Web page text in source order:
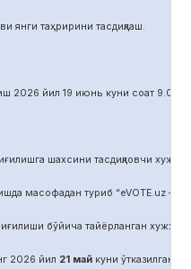
янги таҳририни тасдиқлаш.
2026 йил 19 июнь куни соат 9.00
шахсини тасдиқловчи
масофадан туриб “eVOTE.uz –
бўйича тайёрланган
2026 йил 21 майкуни ўтказилган